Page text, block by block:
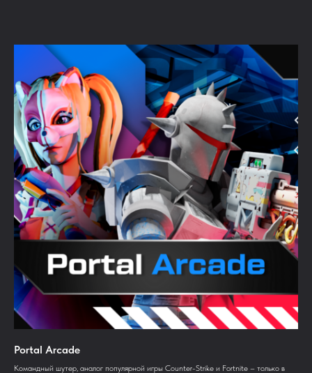
Portal Arcade
Командный шутер, аналог популярной игры Counter-Strike и Fortnite – только в